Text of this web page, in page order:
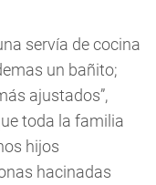
servía de cocina
un bañito;
ajustados”,
toda la familia
hijos
hacinadas